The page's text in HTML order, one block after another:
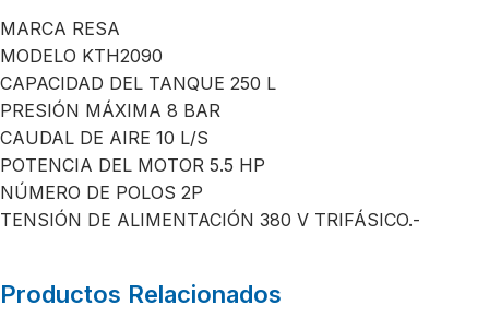
MARCA RESA
MODELO KTH2090
CAPACIDAD DEL TANQUE 250 L
PRESIÓN MÁXIMA 8 BAR
CAUDAL DE AIRE 10 L/S
POTENCIA DEL MOTOR 5.5 HP
NÚMERO DE POLOS 2P
TENSIÓN DE ALIMENTACIÓN 380 V TRIFÁSICO.-
Productos Relacionados